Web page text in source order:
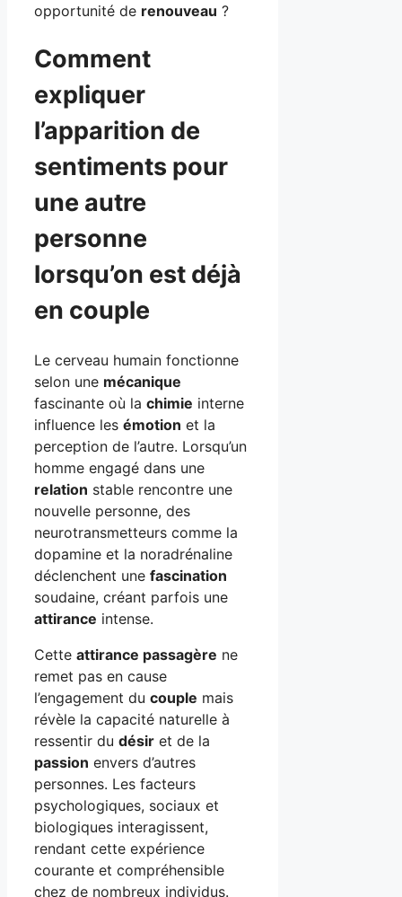
opportunité de renouveau ?
Comment
expliquer
l’apparition de
sentiments pour
une autre
personne
lorsqu’on est déjà
en couple
Le cerveau humain fonctionne
selon une mécanique
fascinante où la chimie interne
influence les émotion et la
perception de l’autre. Lorsqu’un
homme engagé dans une
relation stable rencontre une
nouvelle personne, des
neurotransmetteurs comme la
dopamine et la noradrénaline
déclenchent une fascination
soudaine, créant parfois une
attirance intense.
Cette attirance passagère ne
remet pas en cause
l’engagement du couple mais
révèle la capacité naturelle à
ressentir du désir et de la
passion envers d’autres
personnes. Les facteurs
psychologiques, sociaux et
biologiques interagissent,
rendant cette expérience
courante et compréhensible
chez de nombreux individus.